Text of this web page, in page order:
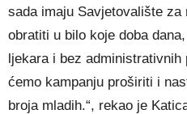
sada imaju Savjetovalište
obratiti u bilo koje doba
ljekara i bez administrativnih
ćemo kampanju proširiti i
broja mladih.“, rekao je